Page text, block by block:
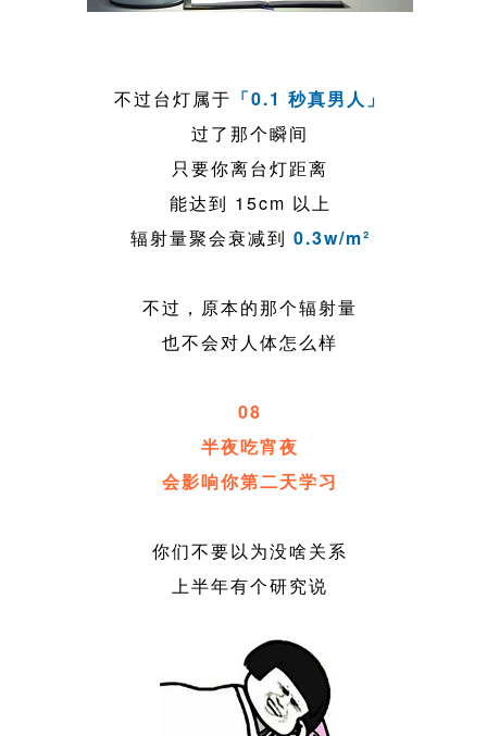
不过台灯属于 「0.1 秒真男人」
过了那个瞬间
只要你离台灯距离
能达到 15cm 以上
辐射量聚会衰减到 0.3w/m²
不过，原本的那个辐射量
也不会对人体怎么样
08
半夜吃宵夜
会影响你第二天学习
你们不要以为没啥关系
上半年有个研究说